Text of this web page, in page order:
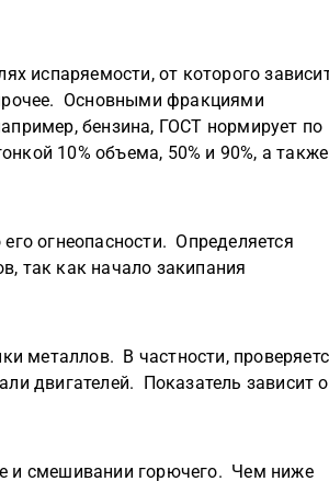
испаряемости, от которого
прочее. Основными фракциями
бензина, ГОСТ нормирует по
10% объема, 50% и 90%, а также
огнеопасности. Определяется
так как начало закипания
металлов. В частности,
двигателей. Показатель зависит
и смешивании горючего. Чем ниже